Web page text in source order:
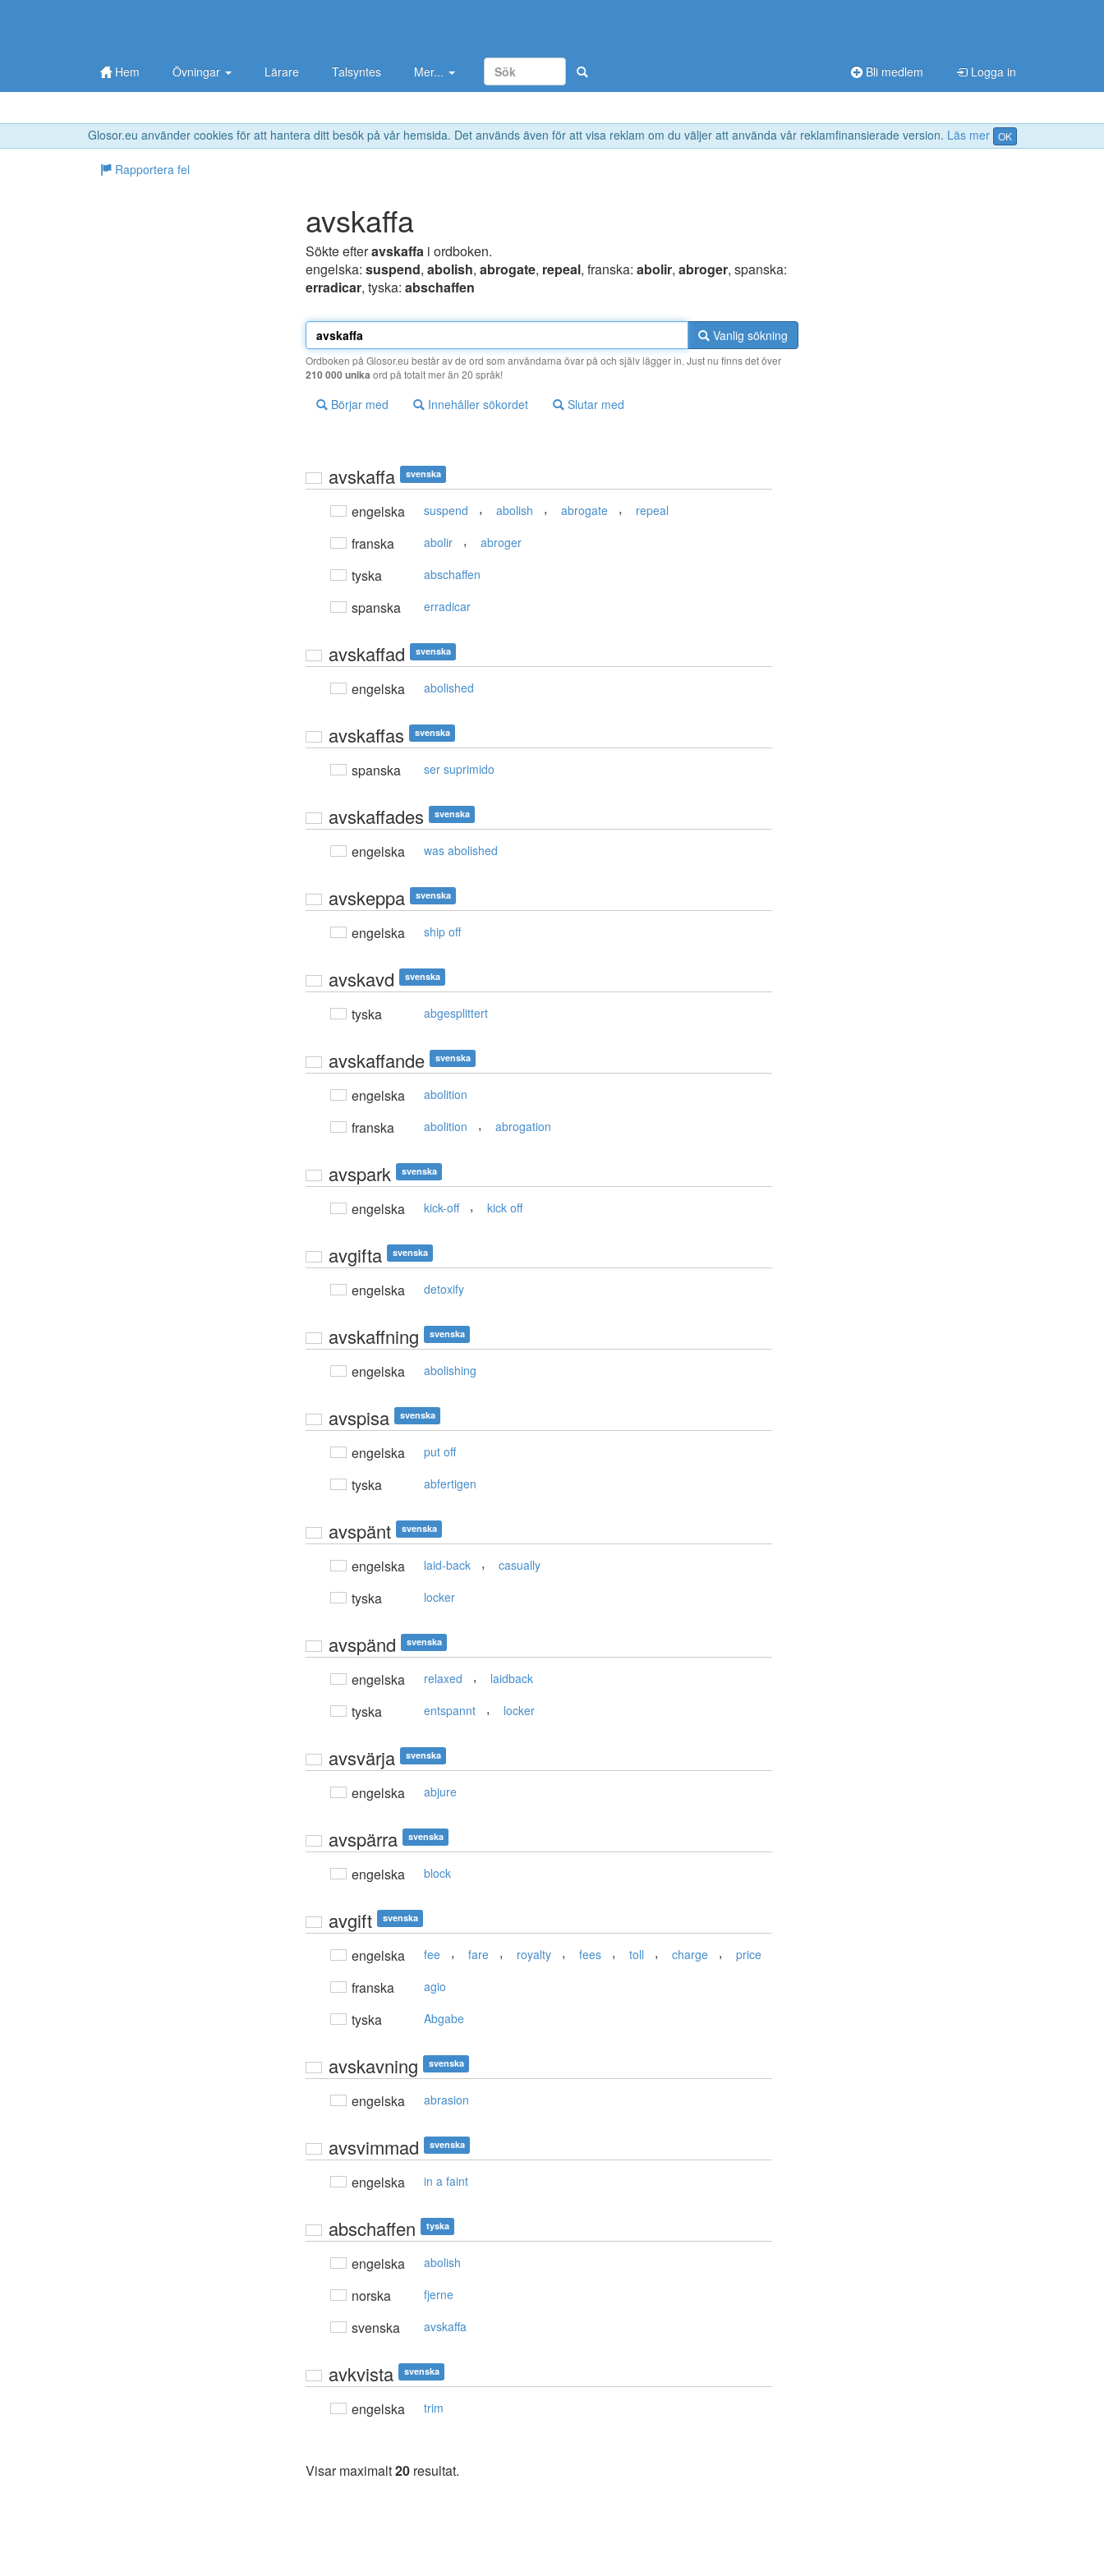
Glosor.eu använder cookies för att hantera ditt besök på vår hemsida. Det används även för att visa reklam om du väljer att använda vår reklamfinansierade version. Läs mer OK
Hem Övningar Lärare Talsyntes Mer... Bli medlem Logga in
Rapportera fel
avskaffa
Sökte efteravskaffa i ordboken.
engelska: suspend, abolish, abrogate, repeal, franska: abolir, abroger, spanska:
erradicar, tyska: abschaffen
Vanlig sökning
Ordboken på Glosor.eu består av de ord som användarna övar på och själv lägger in. Just nu finns det över
210 000 unika ord på totalt mer än 20 språk!
Börjar med Innehåller sökordet Slutar med
avskaffa svenska
engelska suspend , abolish , abrogate , repeal
franska abolir , abroger
tyska abschaffen
spanska erradicar
avskaffad svenska
engelska abolished
avskaffas svenska
spanska ser suprimido
avskaffades svenska
engelska was abolished
avskeppa svenska
engelska ship off
avskavd svenska
tyska abgesplittert
avskaffande svenska
engelska abolition
franska abolition , abrogation
avspark svenska
engelska kick-off , kick off
avgifta svenska
engelska detoxify
avskaffning svenska
engelska abolishing
avspisa svenska
engelska put off
tyska abfertigen
avspänt svenska
engelska laid-back , casually
tyska locker
avspänd svenska
engelska relaxed , laidback
tyska entspannt , locker
avsvärja svenska
engelska abjure
avspärra svenska
engelska block
avgift svenska
engelska fee , fare , royalty , fees , toll , charge , price
franska agio
tyska Abgabe
avskavning svenska
engelska abrasion
avsvimmad svenska
engelska in a faint
abschaffen tyska
engelska abolish
norska fjerne
svenska avskaffa
avkvista svenska
engelska trim
Visar maximalt20 resultat.